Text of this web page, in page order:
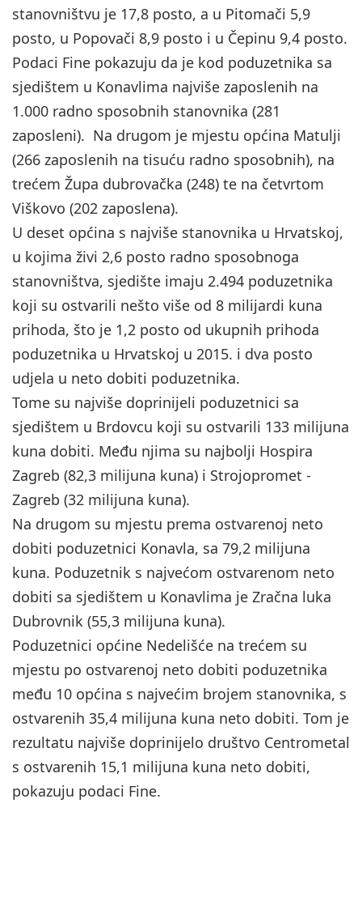
stanovništvu je 17,8 posto, a u Pitomači 5,9
posto, u Popovači 8,9 posto i u Čepinu 9,4 posto.
Podaci Fine pokazuju da je kod poduzetnika sa
sjedištem u Konavlima najviše zaposlenih na
1.000 radno sposobnih stanovnika (281
zaposleni). Na drugom je mjestu općina Matulji
(266 zaposlenih na tisuću radno sposobnih), na
trećem Župa dubrovačka (248) te na četvrtom
Viškovo (202 zaposlena).
U deset općina s najviše stanovnika u Hrvatskoj,
u kojima živi 2,6 posto radno sposobnoga
stanovništva, sjedište imaju 2.494 poduzetnika
koji su ostvarili nešto više od 8 milijardi kuna
prihoda, što je 1,2 posto od ukupnih prihoda
poduzetnika u Hrvatskoj u 2015. i dva posto
udjela u neto dobiti poduzetnika.
Tome su najviše doprinijeli poduzetnici sa
sjedištem u Brdovcu koji su ostvarili 133 milijuna
kuna dobiti. Među njima su najbolji Hospira
Zagreb (82,3 milijuna kuna) i Strojopromet -
Zagreb (32 milijuna kuna).
Na drugom su mjestu prema ostvarenoj neto
dobiti poduzetnici Konavla, sa 79,2 milijuna
kuna. Poduzetnik s najvećom ostvarenom neto
dobiti sa sjedištem u Konavlima je Zračna luka
Dubrovnik (55,3 milijuna kuna).
Poduzetnici općine Nedelišće na trećem su
mjestu po ostvarenoj neto dobiti poduzetnika
među 10 općina s najvećim brojem stanovnika, s
ostvarenih 35,4 milijuna kuna neto dobiti. Tom je
rezultatu najviše doprinijelo društvo Centrometal
s ostvarenih 15,1 milijuna kuna neto dobiti,
pokazuju podaci Fine.